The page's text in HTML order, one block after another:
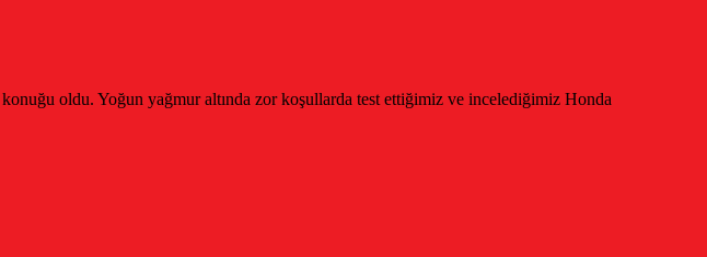
oldu. Yoğun yağmur altında zor koşullarda test ettiğimiz ve incelediğimiz Honda